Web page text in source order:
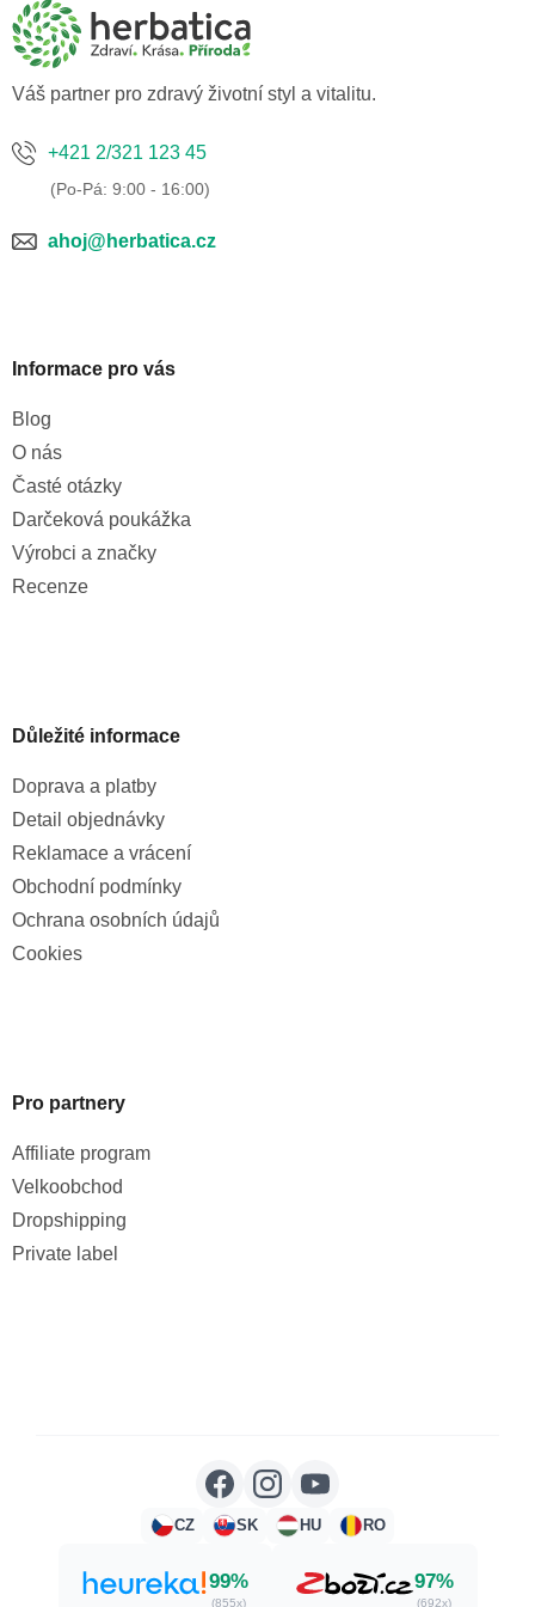
a
Váš partner pro zdravý životní styl a vitalitu.
+421 2/321 123 45
ahoj@herbatica.cz
Informace pro vás
Blog
O nás
Časté otázky
Darčeková poukážka
Výrobci a značky
Recenze
Důležité informace
Doprava a platby
Detail objednávky
Reklamace a vrácení
Obchodní podmínky
Ochrana osobních údajů
Cookies
Pro partnery
Affiliate program
Velkoobchod
Dropshipping
Private label
CZ SK HU RO
99%
(855x)
97%
(692x)